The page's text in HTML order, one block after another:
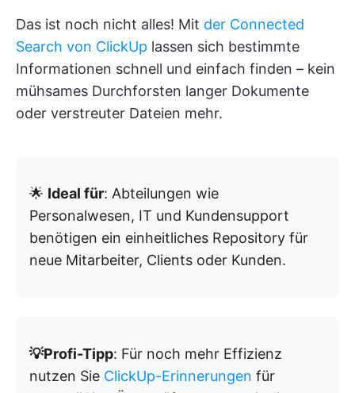
Das ist noch nicht alles! Mit der Connected
Search von ClickUp lassen sich bestimmte
Informationen schnell und einfach finden – kein
mühsames Durchforsten langer Dokumente
oder verstreuter Dateien mehr.
🌟 Ideal für: Abteilungen wie
Personalwesen, IT und Kundensupport
benötigen ein einheitliches Repository für
neue Mitarbeiter, Clients oder Kunden.
💡Profi-Tipp: Für noch mehr Effizienz
nutzen Sie ClickUp-Erinnerungen für